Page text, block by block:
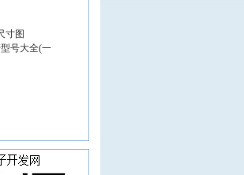
寸图
号大全(一